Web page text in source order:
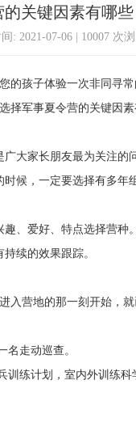
关键因素有哪些
: 2021-07-06 | 10007 次
孩子体验一次非同寻
择军事夏令营的关键因
大家长朋友最为关注的问
，一定要选择有多年
、爱好、特点选择营种。
续的效果跟踪。
营地的那一刻开始，就
走动巡查。
练计划，室内外训练科